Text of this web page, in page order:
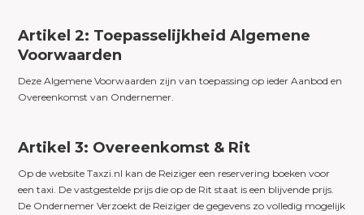
Artikel 2: Toepasselijkheid Algemene
Voorwaarden
Deze Algemene Voorwaarden zijn van toepassing op ieder Aanbod en
Overeenkomst van Ondernemer.
Artikel 3: Overeenkomst & Rit
Op de website Taxzi.nl kan de Reiziger een reservering boeken voor
een taxi. De vastgestelde prijs die op de Rit staat is een blijvende prijs.
De Ondernemer Verzoekt de Reiziger de gegevens zo volledig mogelijk